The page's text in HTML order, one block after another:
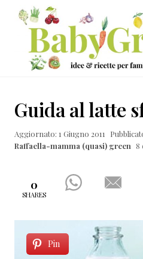
Menu
Passa
contenuto
principale
Passa
laterale
primaria
Passa
ricette
per
green
Guida al latte
Aggiornato: 1 Giugno 2011
Raffaella-mamma (quasi) green 8
0
SHARES
Pin